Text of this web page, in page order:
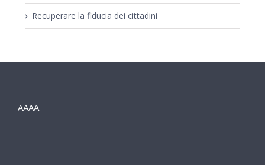
Recuperare la fiducia dei cittadini
AAAA